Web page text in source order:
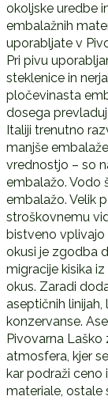
okoljske uredbe
embalažnih
uporabljate v
Pri pivu
steklenice in
pločevinasta
dosega
Italiji trenutno
manjše
vrednostjo – so
embalažo. Vodo
embalažo. Velik
stroškovnemu
bistveno vplivajo
okusi je zgodba
migracije kisika
okus. Zaradi
aseptičnih
konzervanse.
Pivovarna
atmosfera, kjer
kar podraži ceno
materiale, ostale